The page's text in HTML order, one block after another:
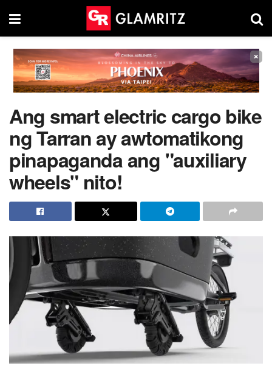
×
Ang smart electric cargo bike
ng Tarran ay awtomatikong
pinapaganda ang "auxiliary
wheels" nito!